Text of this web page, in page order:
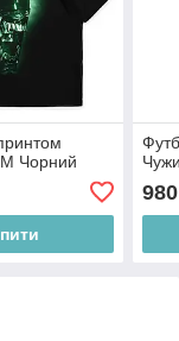
Чорний
980